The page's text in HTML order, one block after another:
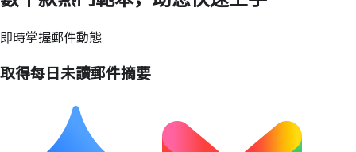
即時掌握郵件動態
取得每日未讀郵件摘要